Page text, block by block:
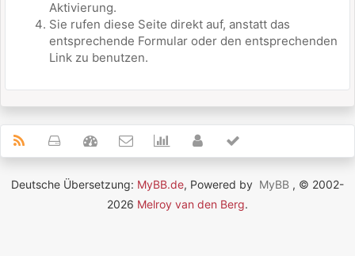
Aktivierung.
Sie rufen diese Seite direkt auf, anstatt das
entsprechende Formular oder den entsprechenden
Link zu benutzen.
Deutsche Übersetzung: MyBB.de, Powered by MyBB , © 2002-
2026 Melroy van den Berg.